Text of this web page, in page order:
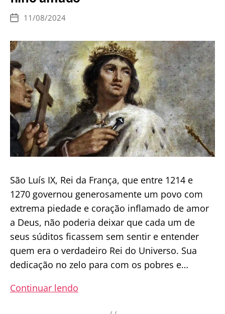
o
dogma
da
Assunção
Data
publicação
11/08/2024
São Luís IX, Rei da França, que entre 1214 e
1270 governou generosamente um povo com
extrema piedade e coração inflamado de amor
a Deus, não poderia deixar que cada um de
seus súditos ficassem sem sentir e entender
quem era o verdadeiro Rei do Universo. Sua
dedicação no zelo para com os pobres e…
Continuar lendo